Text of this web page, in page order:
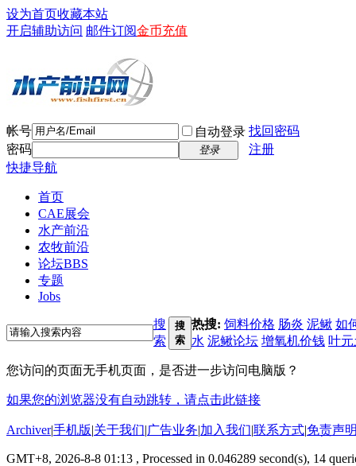
设为首页收藏本站
开启辅助访问 邮件订阅金币充值
帐号 自动登录 找回密码
密码
登录
注册
快捷导航
首页
CAE展会
水产前沿
农牧前沿
论坛BBS
专题
Jobs
搜
索
搜
索
热搜: 饲料价格 肠炎 泥鳅 如
水 泥鳅论坛 增氧机价钱 叶
您访问的页面无手机页面，是否进一步访问电脑版？
如果您的浏览器没有自动跳转，请点击此链接
Archiver|手机版|关于我们|广告业务|加入我们|联系方式|免责声
GMT+8, 2026-8-8 01:13 , Processed in 0.046289 second(s), 14